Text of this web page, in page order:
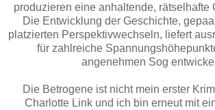
produzieren eine anhaltende, rätselhafte
Die Entwicklung der Geschichte,
platzierten Perspektivwechseln, liefert
für zahlreiche
angenehmen Sog
Die Betrogene ist nicht mein erster
Charlotte Link und ich bin erneut mit